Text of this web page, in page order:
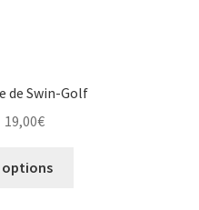
de Swin-Golf
19,00€Plage
prix :
options